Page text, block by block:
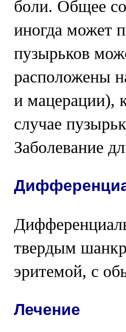
боли. Общее
иногда может
пузырьков
расположены
и мацерации),
случае
Заболевание
твердым
эритемой, с
Лечение